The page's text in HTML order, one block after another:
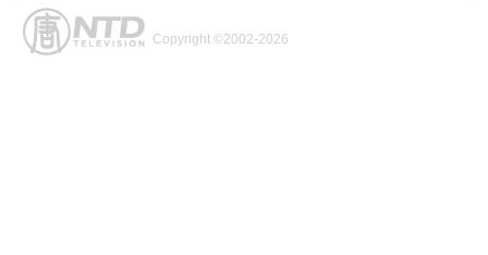
Copyright ©2002-2026